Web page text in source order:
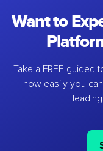
Want to
Take a FREE guided
how easily you